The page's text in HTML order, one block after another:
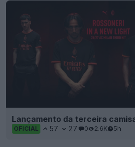
Lançamento da terceira
OFICIAL 57 27 0 2.6K 5h